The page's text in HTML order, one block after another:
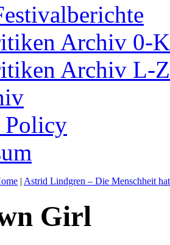
Archiv 0-K
Archiv L-Z
Policy
| Astrid Lindgren – Die Menschheit
Girl